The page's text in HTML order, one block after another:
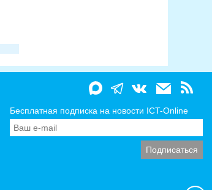
Бесплатная подписка на новости ICT-Online